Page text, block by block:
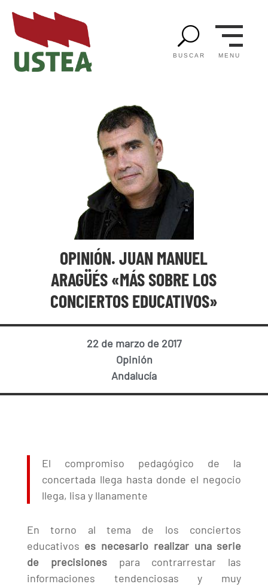
U
BUSCAR MENU
OPINIÓN. JUAN MANUEL
ARAGÜÉS «MÁS SOBRE LOS
CONCIERTOS EDUCATIVOS»
22 de marzo de 2017
Opinión
Andalucía
El compromiso pedagógico de la
concertada llega hasta donde el negocio
llega, lisa y llanamente
En torno al tema de los conciertos
educativos es necesario realizar una serie
de precisionespara contrarrestar las
informaciones tendenciosas y muy